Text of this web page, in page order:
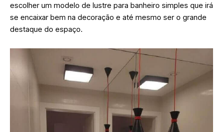
escolher um modelo de lustre para banheiro simples que irá
se encaixar bem na decoração e até mesmo ser o grande
destaque do espaço.